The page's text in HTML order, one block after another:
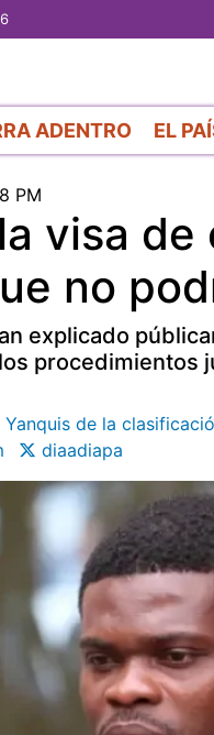
ADENTRO EL
PM
visa de
no
explicado
de la
diaadiapa